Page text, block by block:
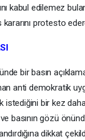
kabul edilemez
kararını protesto
bir basın
anti demokratik
istediğini bir kez
basının gözü
dikkat